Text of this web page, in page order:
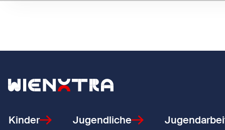
Zurück zur Startseite
Kinder Jugendliche